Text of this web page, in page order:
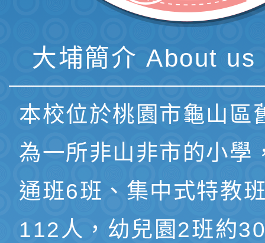
大埔簡介 About us
本校位於桃園市龜山區
為一所非山非市的小學
通班6班、集中式特教
112人，幼兒園2班約